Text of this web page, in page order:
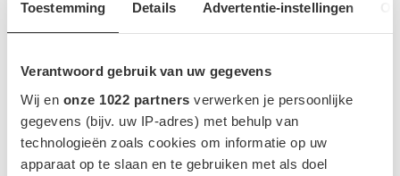
Toestemming Details Advertentie-instellingen
Verantwoord gebruik van uw gegevens
Wij en onze 1022 partners verwerken je persoonlijke
gegevens (bijv. uw IP-adres) met behulp van
technologieën zoals cookies om informatie op uw
apparaat op te slaan en te gebruiken met als doel
de AI-assistent in Model 3 en Model Y
2
Tesla Model Y 7-zitter staat nu in de
Nederlandse configurator